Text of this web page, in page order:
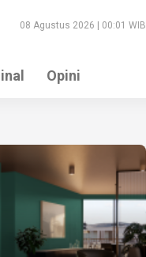
08 Agustus 2026 | 00:01 WIB
Opini